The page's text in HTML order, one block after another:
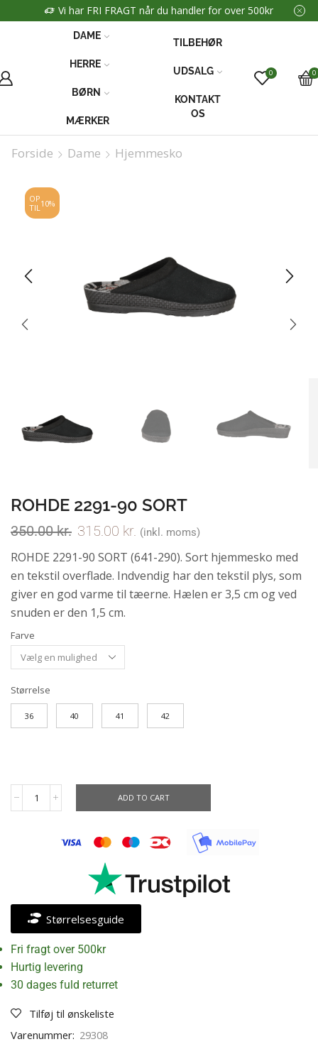
Vi har FRI FRAGT når du handler for over 500kr
DAME
HERRE
BØRN
MÆRKER
TILBEHØR
UDSALG
KONTAKT
OS
0 0
Forside Dame Hjemmesko
OP
TIL10%
ROHDE 2291-90 SORT
350.00kr. 315.00 kr. (inkl. moms)
ROHDE 2291-90 SORT (641-290). Sort hjemmesko med
en tekstil overflade. Indvendig har den tekstil plys, som
giver en god varme til tæerne. Hælen er 3,5 cm og ved
snuden er den 1,5 cm.
Farve
Størrelse
36 40 41 42
ADD TO CART
Størrelsesguide
Fri fragt over 500kr
Hurtig levering
30 dages fuld returret
Tilføj til ønskeliste
Varenummer: 29308